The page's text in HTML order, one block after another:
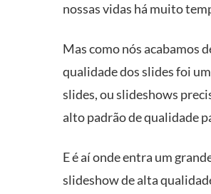
nossas vidas há muito
Mas como nós acabamos
qualidade dos slides foi
slides, ou slideshows
alto padrão de qualidade
E é aí onde entra um
slideshow de alta